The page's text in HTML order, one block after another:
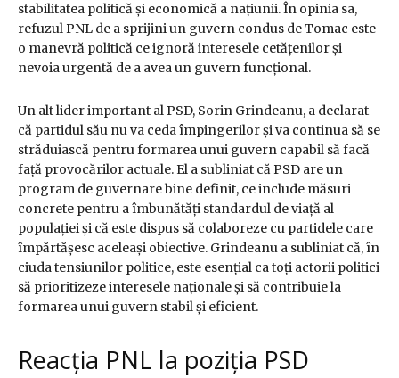
stabilitatea politică și economică a națiunii. În opinia sa,
refuzul PNL de a sprijini un guvern condus de Tomac este
o manevră politică ce ignoră interesele cetățenilor și
nevoia urgentă de a avea un guvern funcțional.
Un alt lider important al PSD, Sorin Grindeanu, a declarat
că partidul său nu va ceda împingerilor și va continua să se
străduiască pentru formarea unui guvern capabil să facă
față provocărilor actuale. El a subliniat că PSD are un
program de guvernare bine definit, ce include măsuri
concrete pentru a îmbunătăți standardul de viață al
populației și că este dispus să colaboreze cu partidele care
împărtășesc aceleași obiective. Grindeanu a subliniat că, în
ciuda tensiunilor politice, este esențial ca toți actorii politici
să prioritizeze interesele naționale și să contribuie la
formarea unui guvern stabil și eficient.
Reacția PNL la poziția PSD